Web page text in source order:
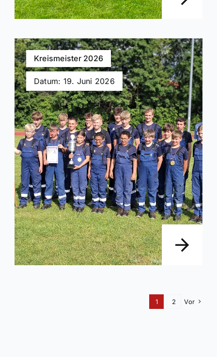
Kreismeister 2026
Datum: 19. Juni 2026
1 2 Vor